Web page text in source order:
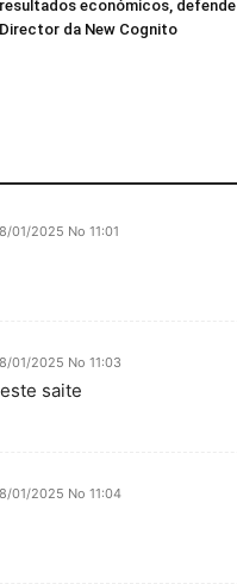
resultados económicos, defende
Director da New Cognito
01/2025 No 11:01
01/2025 No 11:03
saite
01/2025 No 11:04